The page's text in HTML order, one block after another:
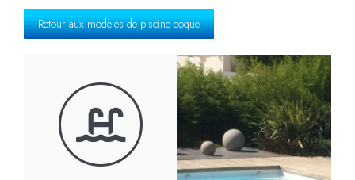
Retour aux modèles de piscine coque